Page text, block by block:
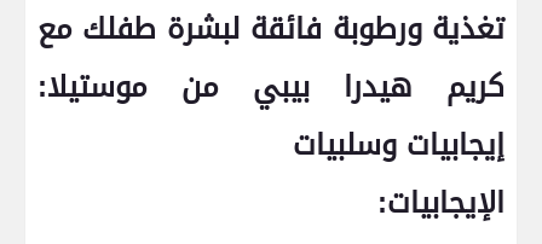
تغذية‍ ورطوبة فائقة لبشرة طفلك مع
كريم هيدرا ⁢بيبي من ⁤موستيلا:
إيجابيات وسلبيات
الإيجابيات: